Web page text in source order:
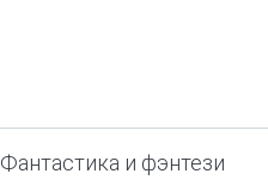
Фантастика и фэнтези